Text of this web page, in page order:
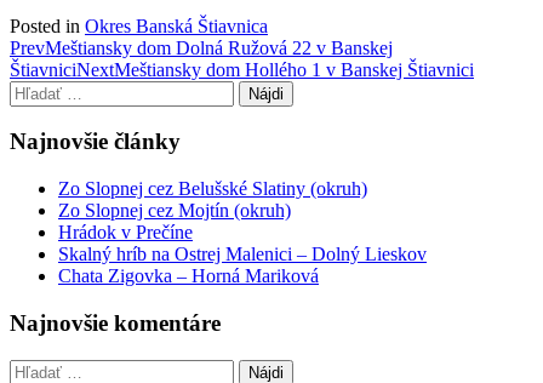
Posted in Okres Banská Štiavnica
Post
navigation
PrevMeštiansky dom Dolná Ružová 22 v Banskej
ŠtiavniciNextMeštiansky dom Hollého 1 v Banskej Štiavnici
Hľadať:
Najnovšie články
Zo Slopnej cez Belušské Slatiny (okruh)
Zo Slopnej cez Mojtín (okruh)
Hrádok v Prečíne
Skalný hríb na Ostrej Malenici – Dolný Lieskov
Chata Zigovka – Horná Mariková
Najnovšie komentáre
Hľadať: